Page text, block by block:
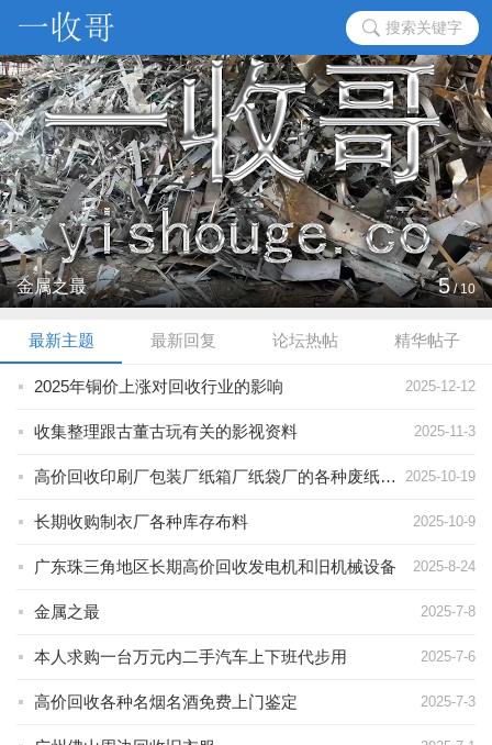
搜索关键字
金属之最 5/10
最新主题 最新回复 论坛热帖 精华帖子
2025-12-12
2025年铜价上涨对回收行业的影响
2025-11-3
收集整理跟古董古玩有关的影视资料
2025-10-19
高价回收印刷厂包装厂纸箱厂纸袋厂的各种废纸碎纸
2025-10-9
长期收购制衣厂各种库存布料
2025-8-24
广东珠三角地区长期高价回收发电机和旧机械设备
2025-7-8
金属之最
2025-7-6
本人求购一台万元内二手汽车上下班代步用
2025-7-3
高价回收各种名烟名酒免费上门鉴定